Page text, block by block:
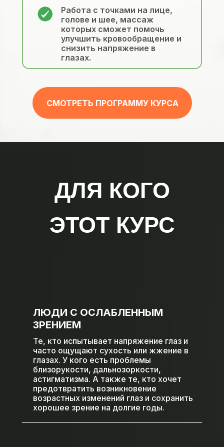
СМОТРЕТЬ ПРОГРАММУ КУРСА
Работа с точками на лице,
голове и шее, массаж
которых сможет помочь
улучшить кровообращение и
снизить напряжение в
глазах.
Те, кто испытывает напряжение глаз и
часто ощущают сухость или жжение в
глазах. У кого есть проблемы
близорукости, дальнозоркости,
астигматизма. А также те, кто хочет
предотвратить возникновение
возрастных изменений глаз и сохранить
хорошее зрение на долгие годы.
ЛЮДИ С ОСЛАБЛЕННЫМ
ЗРЕНИЕМ
ДЛЯ КОГО
ЭТОТ КУРС